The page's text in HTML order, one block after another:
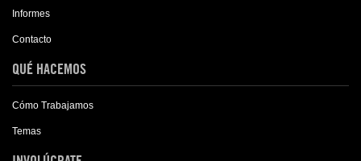
Informes
Contacto
QUÉ HACEMOS
Cómo Trabajamos
Temas